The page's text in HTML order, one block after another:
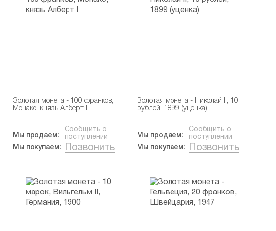
Золотая монета - 100 франков,
Монако, князь Алберт I
Мы продаем:
Сообщить о
поступлении
Мы покупаем:
Позвонить
Золотая монета - Николай II, 10
рублей, 1899 (уценка)
Мы продаем:
Сообщить о
поступлении
Мы покупаем:
Позвонить